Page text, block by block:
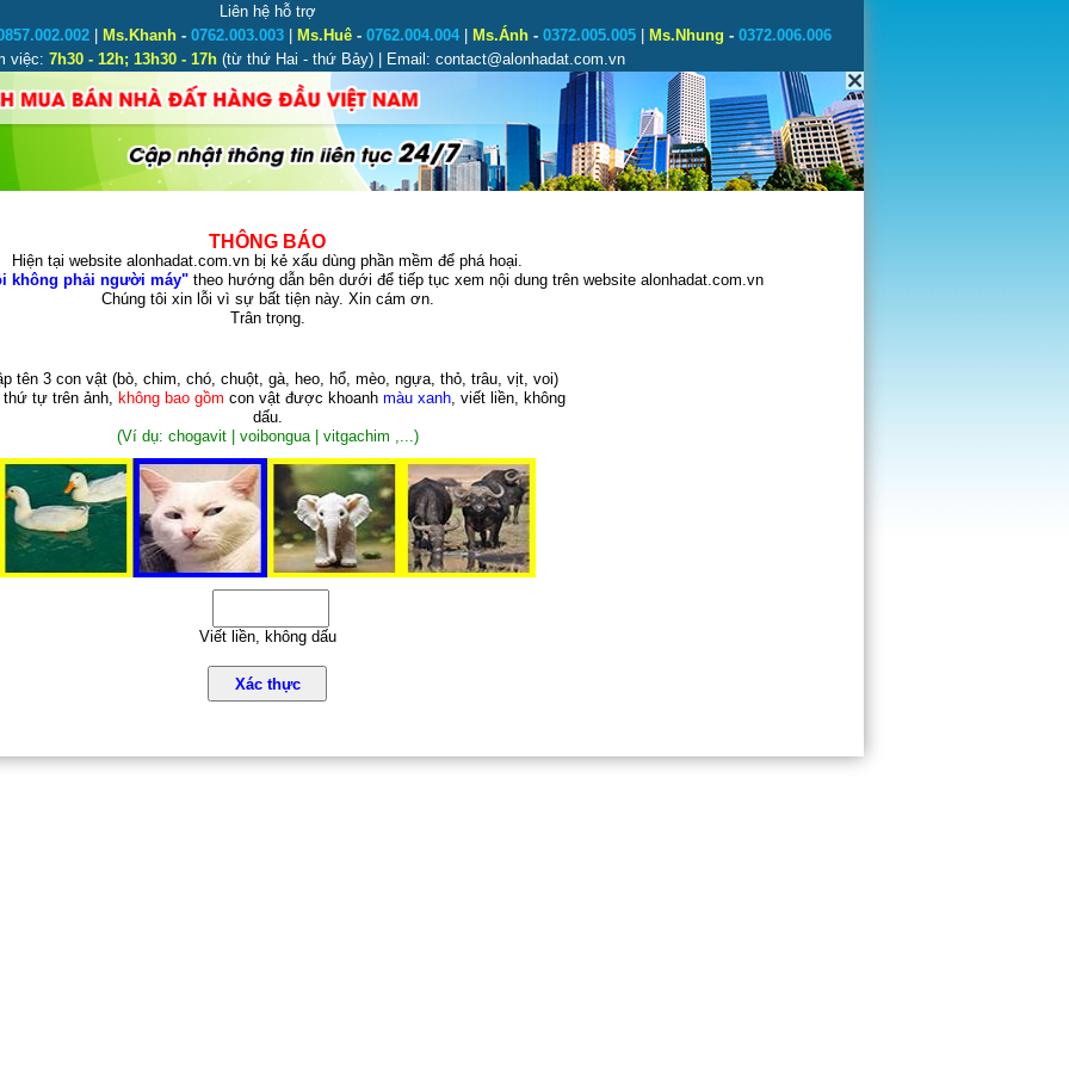
Liên hệ hỗ trợ
| Ms.Khanh- 0762.003.003| Ms.Huê- 0762.004.004| Ms.Ánh- 0372.005.005| Ms.Nhung - 0372.006.006
việc: 7h30 - 12h; 13h30 - 17h(từ thứ Hai - thứ Bảy) | Email: contact@alonhadat.com.vn
THÔNG BÁO
Hiện tại website alonhadat.com.vn bị kẻ xấu dùng phần mềm để phá hoại.
không phải người máy"theo hướng dẫn bên dưới để tiếp tục xem nội dung trên website alonhadat.com.vn
Chúng tôi xin lỗi vì sự bất tiện này. Xin cám ơn.
Trân trọng.
tên 3 con vật (bò, chim, chó, chuột, gà, heo, hổ, mèo, ngựa, thỏ, trâu, vịt, voi)
thứ tự trên ảnh, không bao gồm con vật được khoanh màu xanh, viết liền, không
dấu.
(Ví dụ: chogavit | voibongua | vitgachim ,...)
Viết liền, không dấu
Xác thực